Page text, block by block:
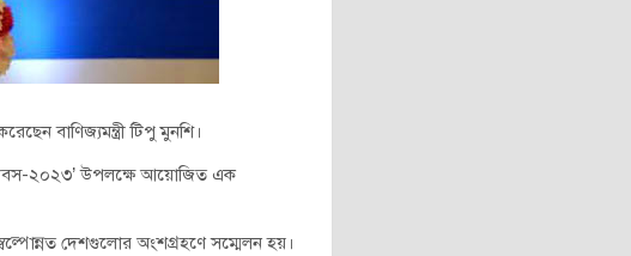
বাণিজ্যমন্ত্রী টিপু মুনশি।
দিবস-২০২৩’ উপলক্ষে আয়োজিত এক
স্বল্পোন্নত দেশগুলোর অংশগ্রহণে সম্মেলন হয়।